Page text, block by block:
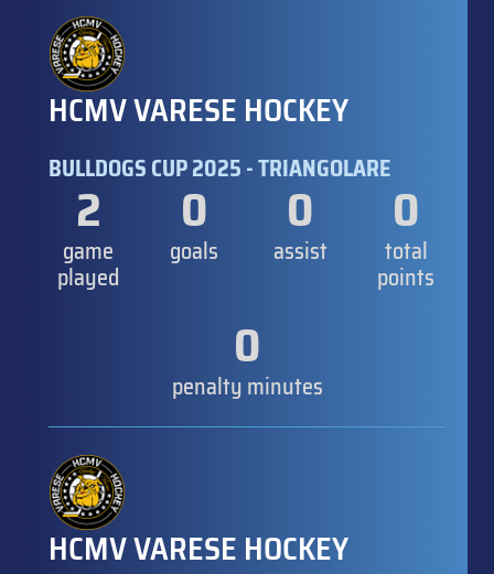
HCMV VARESE HOCKEY
BULLDOGS CUP 2025 - TRIANGOLARE
2
game
played
0
goals
0
assist
0
total
points
0
penalty minutes
HCMV VARESE HOCKEY